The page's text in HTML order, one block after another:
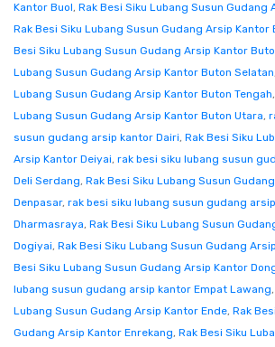
Kantor Buol, Rak Besi Siku Lubang Susun Gudang
Rak Besi Siku Lubang Susun Gudang Arsip Kantor
Besi Siku Lubang Susun Gudang Arsip Kantor
Lubang Susun Gudang Arsip Kantor Buton Selatan
Lubang Susun Gudang Arsip Kantor Buton Tengah,
Lubang Susun Gudang Arsip Kantor Buton Utara,
susun gudang arsip kantor Dairi, Rak Besi Siku
Arsip Kantor Deiyai, rak besi siku lubang susun
Deli Serdang, Rak Besi Siku Lubang Susun
Denpasar, rak besi siku lubang susun gudang
Dharmasraya, Rak Besi Siku Lubang Susun
Dogiyai, Rak Besi Siku Lubang Susun Gudang
Besi Siku Lubang Susun Gudang Arsip Kantor
lubang susun gudang arsip kantor Empat Lawang,
Lubang Susun Gudang Arsip Kantor Ende, Rak
Gudang Arsip Kantor Enrekang, Rak Besi Siku